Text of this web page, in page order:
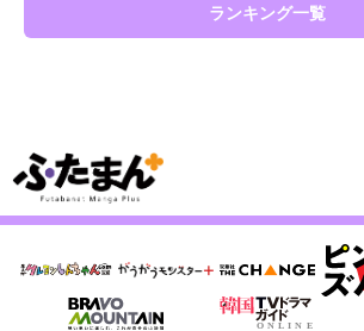
ランキング一覧